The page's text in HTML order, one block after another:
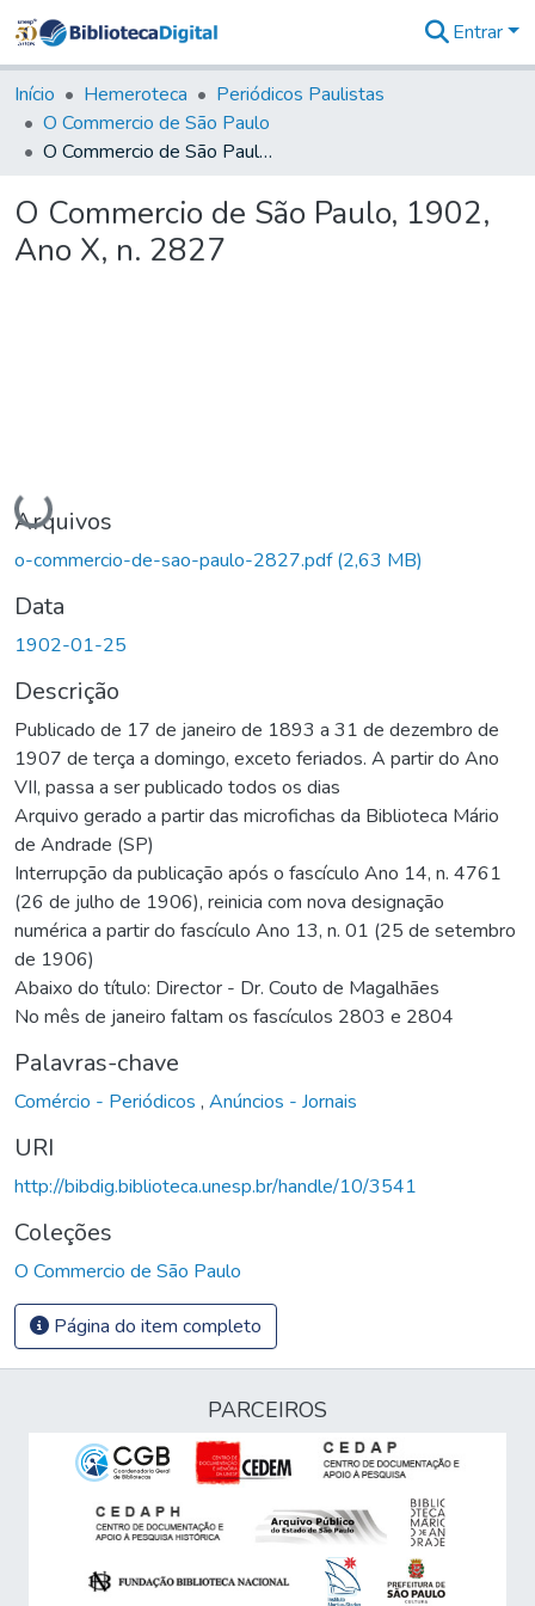
&
Coleções
Tudo na
Biblioteca
Estatísticas
Entrar
Início Hemeroteca
Periódicos Paulistas
O Commercio de São Paulo
O Commercio de São Paulo, 1902, Ano X, n. 2827
O Commercio de São Paulo, 1902,
Ano X, n. 2827
Carregando...
Arquivos
o-commercio-de-sao-paulo-2827.pdf(2,63 MB)
Data
1902-01-25
Descrição
Publicado de 17 de janeiro de 1893 a 31 de dezembro de
1907 de terça a domingo, exceto feriados. A partir do Ano
VII, passa a ser publicado todos os dias
Arquivo gerado a partir das microfichas da Biblioteca Mário
de Andrade (SP)
Interrupção da publicação após o fascículo Ano 14, n. 4761
(26 de julho de 1906), reinicia com nova designação
numérica a partir do fascículo Ano 13, n. 01 (25 de setembro
de 1906)
Abaixo do título: Director - Dr. Couto de Magalhães
No mês de janeiro faltam os fascículos 2803 e 2804
Palavras-chave
Comércio - Periódicos , Anúncios - Jornais
URI
http://bibdig.biblioteca.unesp.br/handle/10/3541
Coleções
O Commercio de São Paulo
Página do item completo
PARCEIROS